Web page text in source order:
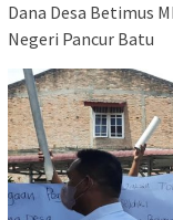
Dana Desa Betimus
Negeri Pancur Batu